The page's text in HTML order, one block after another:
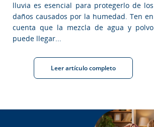
lluvia es esencial para protegerlo de los
daños causados por la humedad. Ten en
cuenta que la mezcla de agua y polvo
puede llegar...
Leer artículo completo